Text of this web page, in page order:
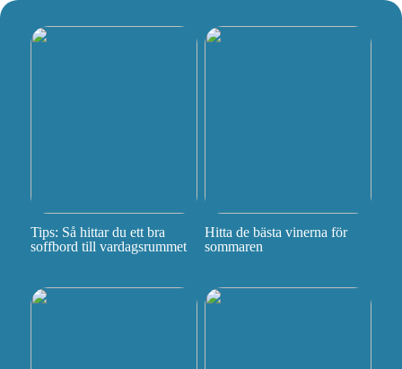
Tips: Så hittar du ett bra
soffbord till vardagsrummet
Hitta de bästa vinerna för
sommaren